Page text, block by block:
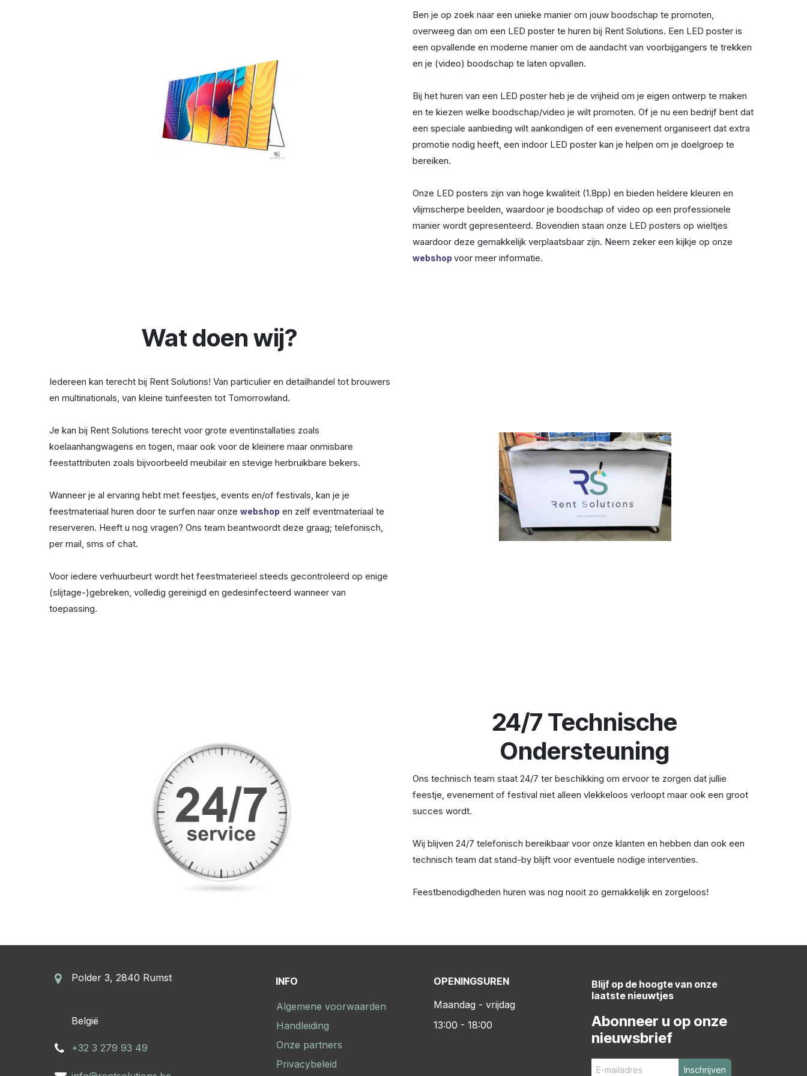
Ben je op zoek naar een unieke manier om jouw boodschap te promoten,
overweeg dan om een LED poster te huren bij Rent Solutions. Een LED poster is
een opvallende en moderne manier om de aandacht van voorbijgangers te trekken
en je (video) boodschap te laten opvallen.
Bij het huren van een LED poster heb je de vrijheid om je eigen ontwerp te maken
en te kiezen welke boodschap/video je wilt promoten. Of je nu een bedrijf bent dat
een speciale aanbieding wilt aankondigen of een evenement organiseert dat extra
promotie nodig heeft, een indoor LED poster kan je helpen om je doelgroep te
bereiken.
Onze LED posters zijn van hoge kwaliteit (1.8pp) en bieden heldere kleuren en
vlijmscherpe beelden, waardoor je boodschap of video op een professionele
manier wordt gepresenteerd. Bovendien staan onze LED posters op wieltjes
waardoor deze gemakkelijk verplaatsbaar zijn. Neem zeker een kijkje op onze
webshop voor meer informatie.
Wat doen wij?
Iedereen kan terecht bij Rent Solutions! Van particulier en detailhandel tot brouwers
en multinationals, van kleine tuinfeesten tot Tomorrowland.
Je kan bij Rent Solutions terecht voor grote eventinstallaties zoals
koelaanhangwagens en togen, maar ook voor de kleinere maar onmisbare
feestattributen zoals bijvoorbeeld meubilair en stevige herbruikbare bekers.
Wanneer je al ervaring hebt met feestjes, events en/of festivals, kan je je
feestmateriaal huren door te surfen naar onzewebshop en zelf eventmateriaal te
reserveren. Heeft u nog vragen? Ons team beantwoordt deze graag; telefonisch,
per mail, sms of chat.
Voor iedere verhuurbeurt wordt het feestmaterieel steeds gecontroleerd op enige
(slijtage-)gebreken, volledig gereinigd en gedesinfecteerd wanneer van
toepassing.
24/7 Technische
Ondersteuning
Ons technisch team staat 24/7 ter beschikking om ervoor te zorgen dat jullie
feestje, evenement of festival niet alleen vlekkeloos verloopt maar ook een groot
succes wordt.
Wij blijven 24/7 telefonisch bereikbaar voor onze klanten en hebben dan ook een
technisch team dat stand-by blijft voor eventuele nodige interventies.
Feestbenodigdheden huren was nog nooit zo gemakkelijk en zorgeloos!
Polder 3, 2840 Rumst
​België
+32 3 279 93 49
INFO
Algemene voorwaarden
Handleiding
Onze partners
Privacybeleid
OPENINGSUREN
Maandag - vrijdag
13:00 - 18:00
Blijf op de hoogte van onze
laatste nieuwtjes
Abonneer u op onze
nieuwsbrief
Inschrijven